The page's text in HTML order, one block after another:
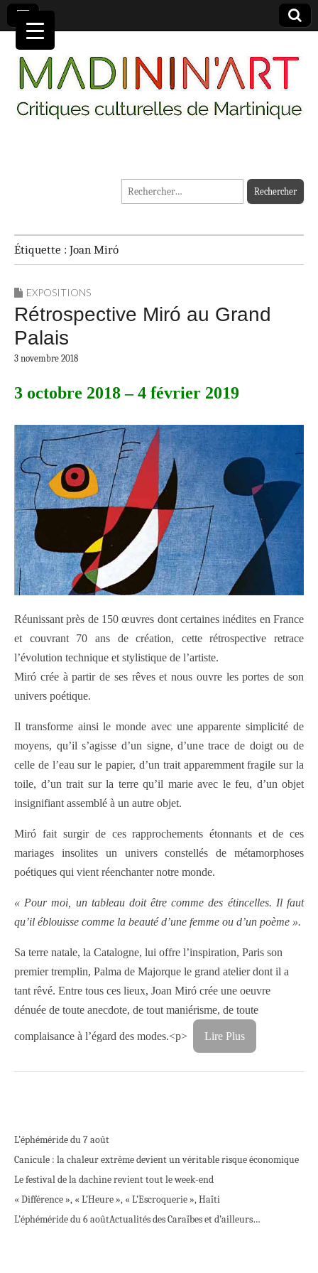
MADININ'ART
Rechercher :
Étiquette : Joan Miró
EXPOSITIONS
Rétrospective Miró au Grand
Palais
3 novembre 2018
3 octobre 2018 – 4 février 2019
Réunissant près de 150 œuvres dont certaines inédites en France
et couvrant 70 ans de création, cette rétrospective retrace
l’évolution technique et stylistique de l’artiste.
Miró crée à partir de ses rêves et nous ouvre les portes de son
univers poétique.
Il transforme ainsi le monde avec une apparente simplicité de
moyens, qu’il s’agisse d’un signe, d’une trace de doigt ou de
celle de l’eau sur le papier, d’un trait apparemment fragile sur la
toile, d’un trait sur la terre qu’il marie avec le feu, d’un objet
insignifiant assemblé à un autre objet.
Miró fait surgir de ces rapprochements étonnants et de ces
mariages insolites un univers constellés de métamorphoses
poétiques qui vient réenchanter notre monde.
« Pour moi, un tableau doit être comme des étincelles. Il faut
qu’il éblouisse comme la beauté d’une femme ou d’un poème ».
Sa terre natale, la Catalogne, lui offre l’inspiration, Paris son
premier tremplin, Palma de Majorque le grand atelier dont il a
tant rêvé. Entre tous ces lieux, Joan Miró crée une oeuvre
dénuée de toute anecdote, de tout maniérisme, de toute
complaisance à l’égard des modes.<p> Lire Plus
L’éphéméride du 7 août
Canicule : la chaleur extrême devient un véritable risque économique
Le festival de la dachine revient tout le week-end
« Différence », « L’Heure », « L’Escroquerie », Haïti
L’éphéméride du 6 aoûtActualités des Caraïbes et d’ailleurs…